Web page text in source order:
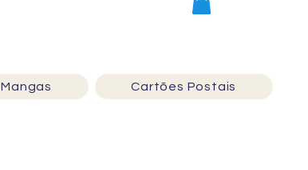
Mangas Cartões Postais